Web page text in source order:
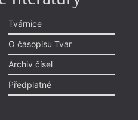
Tvárnice
O časopisu Tvar
Archiv čísel
Předplatné